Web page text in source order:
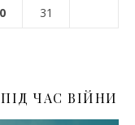
31
ЧАС ВІЙНИ